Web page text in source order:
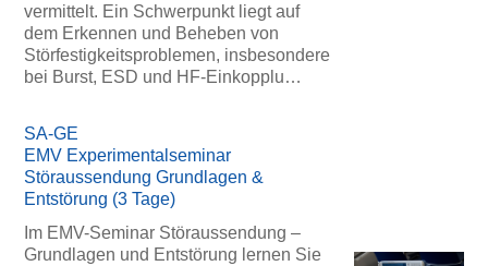
vermittelt. Ein Schwerpunkt liegt auf
dem Erkennen und Beheben von
Störfestigkeitsproblemen, insbesondere
bei Burst, ESD und HF-Einkopplu…
SA-GE
EMV Experimentalseminar
Störaussendung Grundlagen &
Entstörung (3 Tage)
Im EMV-Seminar Störaussendung –
Grundlagen und Entstörung lernen Sie